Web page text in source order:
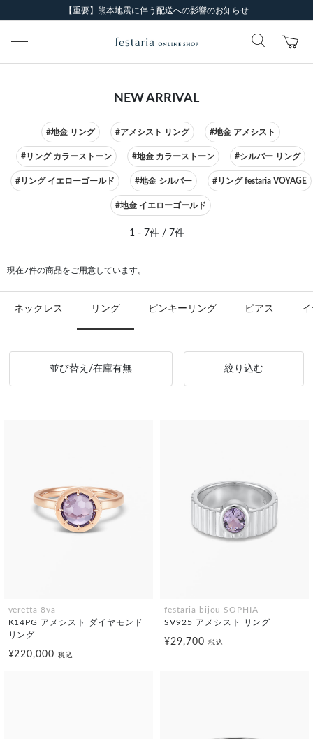
【重要】熊本地震に伴う配送への影響のお知らせ
NEW ARRIVAL
#地金 リング #アメシスト リング #地金 アメシスト
#リング カラーストーン #地金 カラーストーン #シルバー リング
#リング イエローゴールド #地金 シルバー #リング festaria VOYAGE
#地金 イエローゴールド
1 - 7件 / 7件
現在7件の商品をご用意しています。
ネックレス リング ピンキーリング ピアス
並び替え/在庫有無 絞り込む
veretta 8va
K14PG アメシスト ダイヤモンド
リング
¥220,000税込
festaria bijou SOPHIA
SV925 アメシスト リング
¥29,700 税込